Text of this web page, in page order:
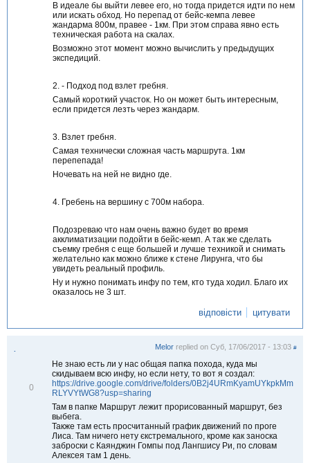
В идеале бы выйти левее его, но тогда придется идти по нем
или искать обход. Но перепад от бейс-кемпа левее
жандарма 800м, правее - 1км. При этом справа явно есть
техническая работа на скалах.
Возможно этот момент можно вычислить у предыдущих
экспедиций.
2. - Подход под взлет гребня.
Самый короткий участок. Но он может быть интересным,
если придется лезть через жандарм.
3. Взлет гребня.
Самая технически сложная часть маршрута. 1км
перепепада!
Ночевать на ней не видно где.
4. Гребень на вершину с 700м набора.
Подозреваю что нам очень важно будет во время
акклиматизации подойти в бейс-кемп. А так же сделать
съемку гребня с еще большей и лучше техникой и снимать
желательно как можно ближе к стене Лирунга, что бы
увидеть реальный профиль.
Ну и нужно понимать инфу по тем, кто туда ходил. Благо их
оказалось не 3 шт.
відповісти цитувати
Melor replied on Суб, 17/06/2017 - 13:03 #
0
Не знаю есть ли у нас общая папка похода, куда мы
скидываем всю инфу, но если нету, то вот я создал:
https://drive.google.com/drive/folders/0B2j4URmKyamUYkpkMm
RLYVYtWG8?usp=sharing
Там в папке Маршрут лежит прорисованный маршрут, без
выбега.
Также там есть просчитанный график движений по проге
Лиса. Там ничего нету єкстремального, кроме как заноска
заброски с Каянджин Гомпы под Лангшису Ри, по словам
Алексея там 1 день.